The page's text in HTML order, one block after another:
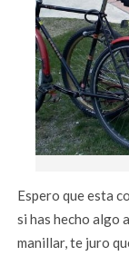
Espero que esta
si has hecho algo
manillar, te juro